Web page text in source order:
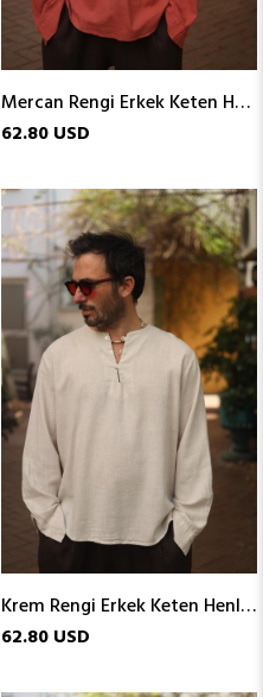
Mercan Rengi Erkek Keten Henley
62.80 USD
Krem Rengi Erkek Keten Henley
62.80 USD